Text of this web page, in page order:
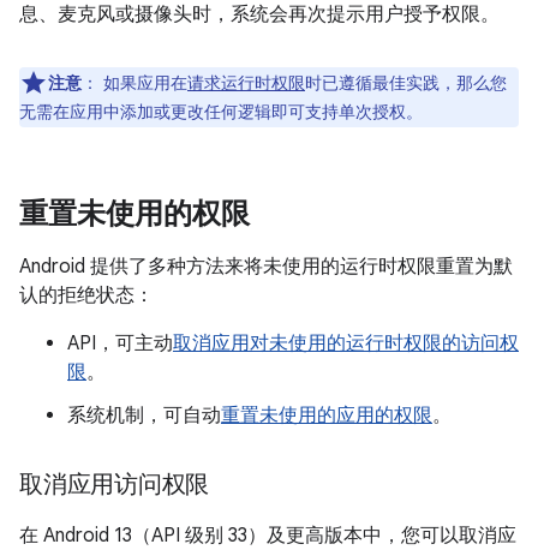
息、麦克风或摄像头时，系统会再次提示用户授予权限。
注意 ： 如果应用在请求运行时权限时已遵循最佳实践，那么您
无需在应用中添加或更改任何逻辑即可支持单次授权。
重置未使用的权限
Android 提供了多种方法来将未使用的运行时权限重置为默
认的拒绝状态：
API，可主动取消应用对未使用的运行时权限的访问权
限。
系统机制，可自动重置未使用的应用的权限。
取消应用访问权限
在 Android 13（API 级别 33）及更高版本中，您可以取消应